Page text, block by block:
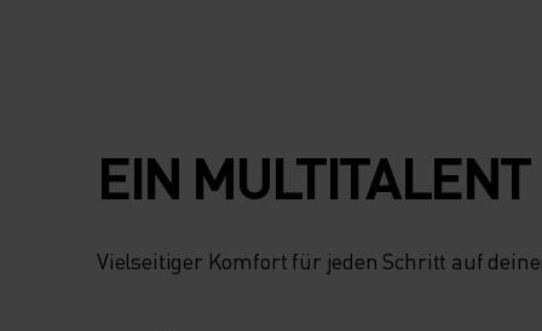
EIN
Vielseitiger Komfort für jeden Schritt auf